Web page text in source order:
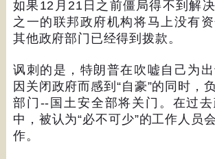
如果 12 月 21 日之前僵局得不到解
之一的联邦政府机构将马上没有资
其他政府部门已经得到拨款。
讽刺的是，特朗普在吹嘘自己为
因关闭政府而感到 “自豪”的同时，
部门 -- 国土安全部将关门。在过
中，被认为“必不可少”的工作人员
作。